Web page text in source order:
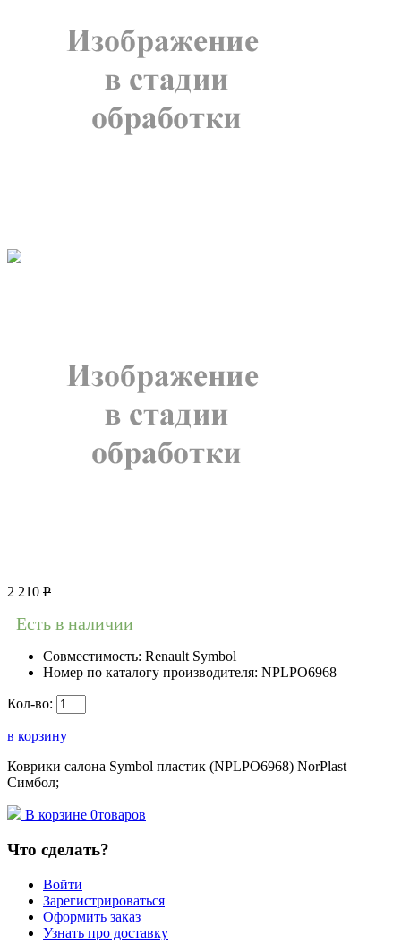
2 210 Р
Есть в наличии
Совместимость: Renault Symbol
Номер по каталогу производителя: NPLPO6968
Кол-во:
в корзину
Коврики салона Symbol пластик (NPLPO6968) NorPlast
Симбол;
В корзине 0товаров
Что сделать?
Войти
Зарегистрироваться
Оформить заказ
Узнать про доставку